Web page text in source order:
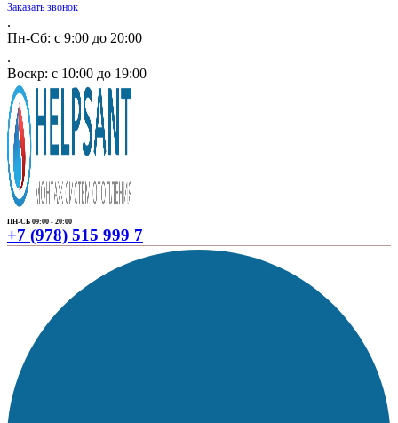
Заказать звонок
.
Пн-Сб: с 9:00 до 20:00
.
Воскр: с 10:00 до 19:00
ПН-СБ 09:00 - 20:00
+7 (978) 515 999 7